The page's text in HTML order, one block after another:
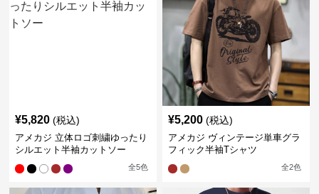
¥5,820 (税込)
アメカジ 立体ロゴ刺繍ゆったり
シルエット半袖カットソー
全5色
¥5,200 (税込)
アメカジ ヴィンテージ単車グラ
フィック半袖Tシャツ
全2色